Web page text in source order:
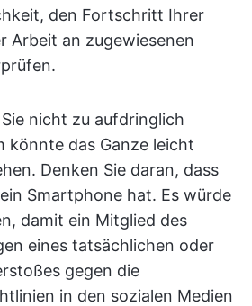
den Fortschritt Ihrer
Arbeit an zugewiesenen
nicht zu aufdringlich
könnte das Ganze leicht
Denken Sie daran, dass
Smartphone hat. Es würde
damit ein Mitglied des
eines tatsächlichen oder
gegen die
in den sozialen Medien